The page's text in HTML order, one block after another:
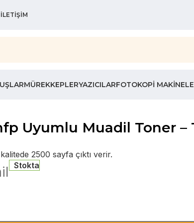
İLETIŞIM
MÜREKKEPLERYAZICILARFOTOKOPI
Uyumlu Muadil Toner –
2500 sayfa çıktı verir.
Stokta